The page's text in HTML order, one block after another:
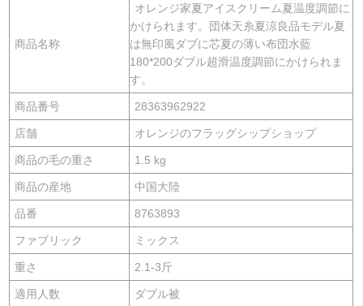
商品名称
オレンジ家夏アイスクリーム夏温度調節に
かけられます。団体天糸夏涼良品モデル夏
は無印風ダブに芯夏の薄い布団水藍
180*200ダブル超滑温度調節にかけられま
す。
商品番号 28363962922
店舗 オレンジのフラッグシップショップ
商品の毛の重さ 1.5 kg
商品の産地 中国大陸
品番 8763893
ファブリック ミックス
重さ 2.1-3斤
適用人数 ダブル被